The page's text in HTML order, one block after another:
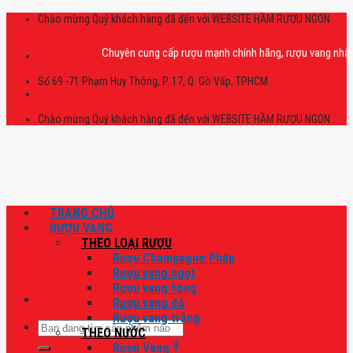
Skip
Chào mừng Quý khách hàng đã đến với WEBSITE HẦM RƯỢU NGON
Chuyên cung cấp rượu mạnh chính hãng, rượu vang nhập
Số 69 -71 Phạm Huy Thông, P. 17, Q. Gò Vấp, TPHCM
Chào mừng Quý khách hàng đã đến với WEBSITE HẦM RƯỢU NGON
Tìm
kiếm:
TRANG CHỦ
RƯỢU VANG
THEO LOẠI RƯỢU
Rượu Champagne Pháp
Rượu vang ngọt
Rượu vang hồng
Rượu vang đỏ
Rượu vang trắng
THEO NƯỚC
Rượu Vang Ý